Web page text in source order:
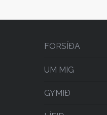
FORSÍÐA
UM MIG
GYMIÐ